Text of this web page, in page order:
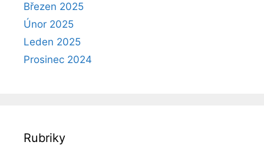
Březen 2025
Únor 2025
Leden 2025
Prosinec 2024
Rubriky